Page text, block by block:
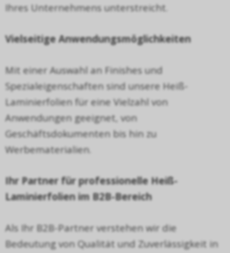
Ihres Unternehmens unterstreicht.
Vielseitige Anwendungsmöglichkeiten
Mit einer Auswahl an Finishes und
Spezialeigenschaften sind unsere Heiß-
Laminierfolien für eine Vielzahl von
Anwendungen geeignet, von
Geschäftsdokumenten bis hin zu
Werbematerialien.
Ihr Partner für professionelle Heiß-
Laminierfolien im B2B-Bereich
Als Ihr B2B-Partner verstehen wir die
Bedeutung von Qualität und Zuverlässigkeit in